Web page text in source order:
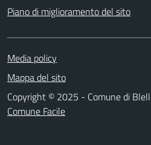
Piano di miglioramento del sito
Media policy
Mappa del sito
Copyright © 2025 - Comune di
Comune Facile